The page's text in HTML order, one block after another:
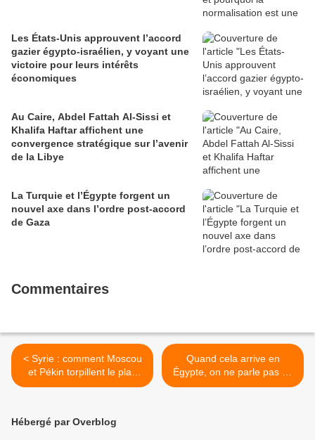
Les États-Unis approuvent l’accord
gazier égypto-israélien, y voyant une
victoire pour leurs intérêts
économiques
Au Caire, Abdel Fattah Al-Sissi et
Khalifa Haftar affichent une
convergence stratégique sur l’avenir
de la Libye
La Turquie et l’Égypte forgent un
nouvel axe dans l’ordre post-accord
de Gaza
Commentaires
< Syrie : comment Moscou
et Pékin torpillent le plan
stratégique américain
Quand cela arrive en
Égypte, on ne parle pas de
putsch... >
Hébergé par Overblog